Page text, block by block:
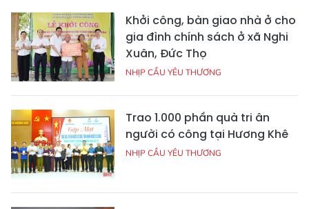
Khởi công, bàn giao nhà ở cho
gia đình chính sách ở xã Nghi
Xuân, Đức Thọ
NHỊP CẦU YÊU THƯƠNG
Trao 1.000 phần quà tri ân
người có công tại Hương Khê
NHỊP CẦU YÊU THƯƠNG